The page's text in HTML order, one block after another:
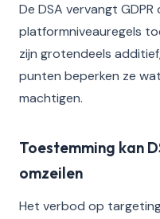
De DSA vervangt
platformniveauregels
zijn grotendeels
punten beperken ze
machtigen.
Toestemming kan
omzeilen
Het verbod op